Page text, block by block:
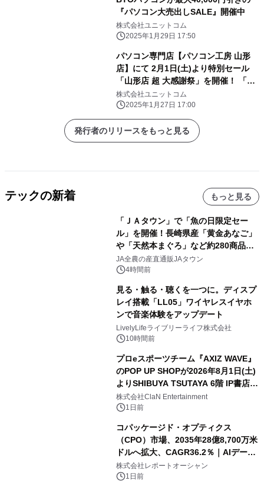
『パソコン大売出しSALE』開催中
株式会社ユニットコム
2025年1月29日 17:50
パソコン専門店【パソコン工房 山形
店】にて 2月1日(土)より特別セール
「山形店 超 大感謝祭」を開催！ 「オ
ススメ即納パソコン」を豊富に取り揃
え！ 更に「PCパーツ・周辺機器等の
セール商品」を記念プライスにてご奉
仕！
株式会社ユニットコム
2025年1月27日 17:00
発行者のリリースをもっと見る
テックの新着 もっと見る
「ＪＡタウン」で「魚の日限定セー
ル」を開催！長崎県産「黄金あなご」
や「天然本まぐろ」など約280商品を
販売！～毎月１０日の定例企画～
JA全農の産直通販JAタウン
4時間前
見る・触る・聴くを一つに。ディスプ
レイ搭載「LL05」ワイヤレスイヤホ
ンで音楽体験をアップデート
LivelyLifeライブリーライフ株式会社
10時間前
プロeスポーツチーム『AXIZ WAVE』
のPOP UP SHOPが2026年8月1日(土)
よりSHIBUYA TSUTAYA 6階 IP書店で
開催決定！！
株式会社ClaN Entertainment
1日前
コパッケージド・オプティクス
（CPO）市場、2035年28億8,700万米
ドルへ拡大、CAGR36.2％｜AIデータ
センター・高速光通信需要が成長を加
速
株式会社レポートオーシャン
1日前